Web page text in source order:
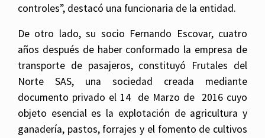
controles”, destacó una funcionaria de la entidad.
De otro lado, su socio Fernando Escovar, cuatro
años después de haber conformado la empresa de
transporte de pasajeros, constituyó Frutales del
Norte SAS, una sociedad creada mediante
documento privado el 14 de Marzo de 2016 cuyo
objeto esencial es la explotación de agricultura y
ganadería, pastos, forrajes y el fomento de cultivos